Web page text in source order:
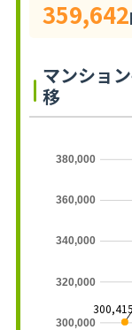
359,642
マンショ
移
300,000
320,000
340,000
360,000
380,000